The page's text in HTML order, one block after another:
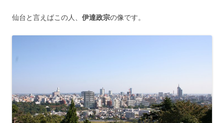
仙台と言えばこの人、 伊達政宗の像です。